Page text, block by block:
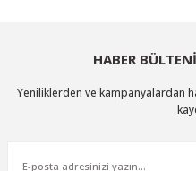
HABER
Yeniliklerden ve kampanyalardan